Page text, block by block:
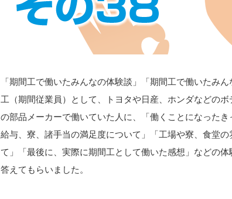
「期間工で働いたみんなの体験談」「期間工で働いたみ
工（期間従業員）として、トヨタや日産、ホンダなどの
の部品メーカーで働いていた人に、「働くことになったき
給与、寮、諸手当の満足度について」「工場や寮、食堂
て」「最後に、実際に期間工として働いた感想」などの
答えてもらいました。